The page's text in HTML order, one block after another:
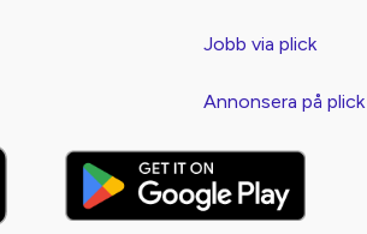
Jobb via plick
Annonsera på plick